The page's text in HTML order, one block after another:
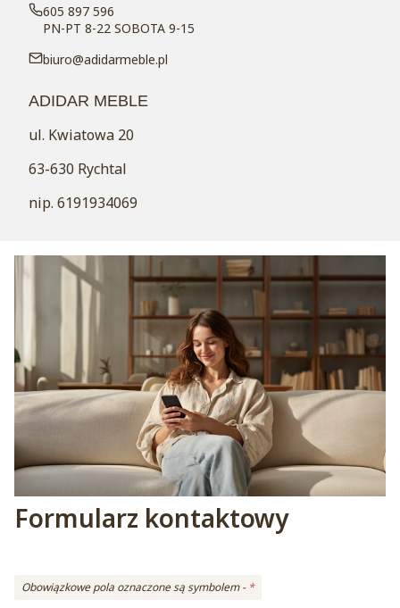
605 897 596
PN-PT 8-22 SOBOTA 9-15
biuro@adidarmeble.pl
ADIDAR MEBLE
ul. Kwiatowa 20
63-630 Rychtal
nip. 6191934069
Formularz kontaktowy
Obowiązkowe pola oznaczone są symbolem - *